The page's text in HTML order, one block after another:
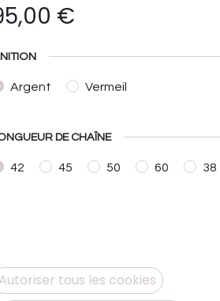
€
Argent Vermeil
DE CHAÎNE
42 45 50 60 38
Ajouter à la liste de souhaits
Autoriser tous les cookies